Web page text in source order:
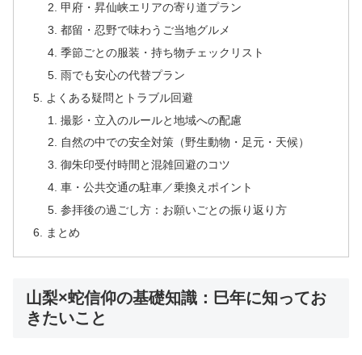
甲府・昇仙峡エリアの寄り道プラン
都留・忍野で味わうご当地グルメ
季節ごとの服装・持ち物チェックリスト
雨でも安心の代替プラン
よくある疑問とトラブル回避
撮影・立入のルールと地域への配慮
自然の中での安全対策（野生動物・足元・天候）
御朱印受付時間と混雑回避のコツ
車・公共交通の駐車／乗換えポイント
参拝後の過ごし方：お願いごとの振り返り方
まとめ
山梨×蛇信仰の基礎知識：巳年に知ってお
きたいこと